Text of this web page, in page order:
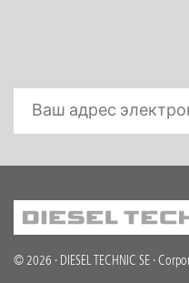
© 2026 · DIESEL TECHNIC SE ·